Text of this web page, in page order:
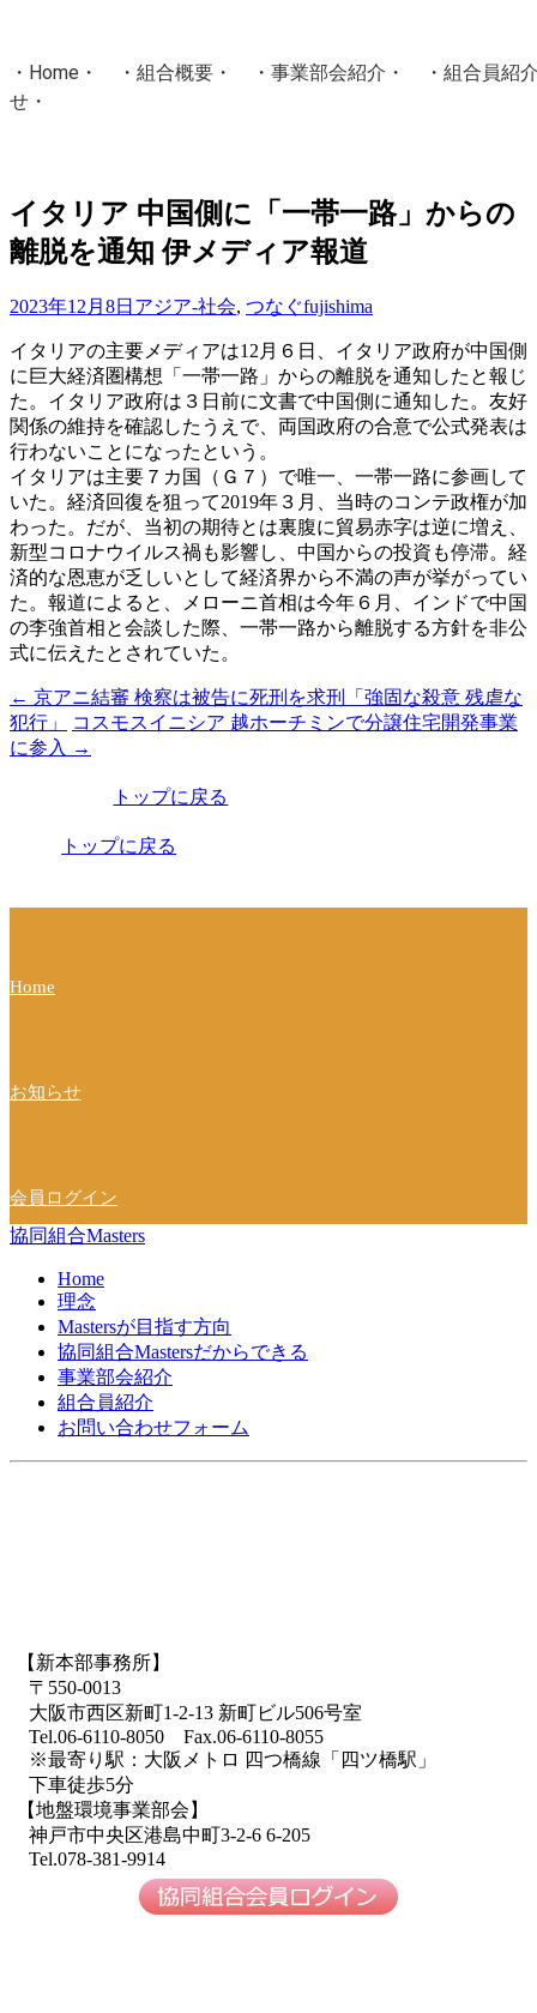
・ Home ・ ・ 組合概要 ・ ・ 事業部会紹介 ・ ・ 組合員紹
せ ・
国土交通省・経済産業省・農林水産省・厚生労働省 認可
イタリア 中国側に「一帯一路」からの
離脱を通知 伊メディア報道
2023年12月8日 アジア-社会, つなぐfujishima
イタリアの主要メディアは12月６日、イタリア政府が中国側
に巨大経済圏構想「一帯一路」からの離脱を通知したと報じ
た。イタリア政府は３日前に文書で中国側に通知した。友好
関係の維持を確認したうえで、両国政府の合意で公式発表は
行わないことになったという。
イタリアは主要７カ国（Ｇ７）で唯一、一帯一路に参画して
いた。経済回復を狙って2019年３月、当時のコンテ政権が加
わった。だが、当初の期待とは裏腹に貿易赤字は逆に増え、
新型コロナウイルス禍も影響し、中国からの投資も停滞。経
済的な恩恵が乏しいとして経済界から不満の声が挙がってい
た。報道によると、メローニ首相は今年６月、インドで中国
の李強首相と会談した際、一帯一路から離脱する方針を非公
式に伝えたとされていた。
投
稿
← 京アニ結審 検察は被告に死刑を求刑「強固な殺意 残虐な
犯行」
コスモスイニシア 越ホーチミンで分譲住宅開発事業
に参入 →
トップに戻る
トップに戻る
Home
お知らせ
会員ログイン
協同組合Masters
Home
理念
Mastersが目指す方向
協同組合Mastersだからできる
事業部会紹介
組合員紹介
お問い合わせフォーム
【新本部事務所】
〒550-0013
大阪市西区新町1-2-13 新町ビル506号室
Tel.06-6110-8050 Fax.06-6110-8055
※最寄り駅：大阪メトロ 四つ橋線「四ツ橋駅」
下車徒歩5分
【地盤環境事業部会】
神戸市中央区港島中町3-2-6 6-205
Tel.078-381-9914